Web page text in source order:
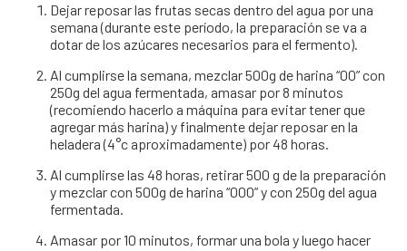
Dejar reposar las frutas secas dentro del agua por una
semana (durante este período, la preparación se va a
dotar de los azúcares necesarios para el fermento).
Al cumplirse la semana, mezclar 500g de harina “00” con
250g del agua fermentada, amasar por 8 minutos
(recomiendo hacerlo a máquina para evitar tener que
agregar más harina) y finalmente dejar reposar en la
heladera (4°c aproximadamente) por 48 horas.
Al cumplirse las 48 horas, retirar 500 g de la preparación
y mezclar con 500g de harina “000” y con 250g del agua
fermentada.
Amasar por 10 minutos, formar una bola y luego hacer